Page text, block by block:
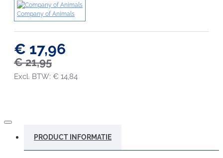
€ 17,96
€ 21,95
Excl. BTW: € 14,84
Company of Animals
PRODUCT INFORMATIE